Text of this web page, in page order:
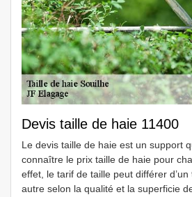
Devis taille de haie 11400
Le devis taille de haie est un support
connaître le prix taille de haie pour
effet, le tarif de taille peut différer
autre selon la qualité et la superficie